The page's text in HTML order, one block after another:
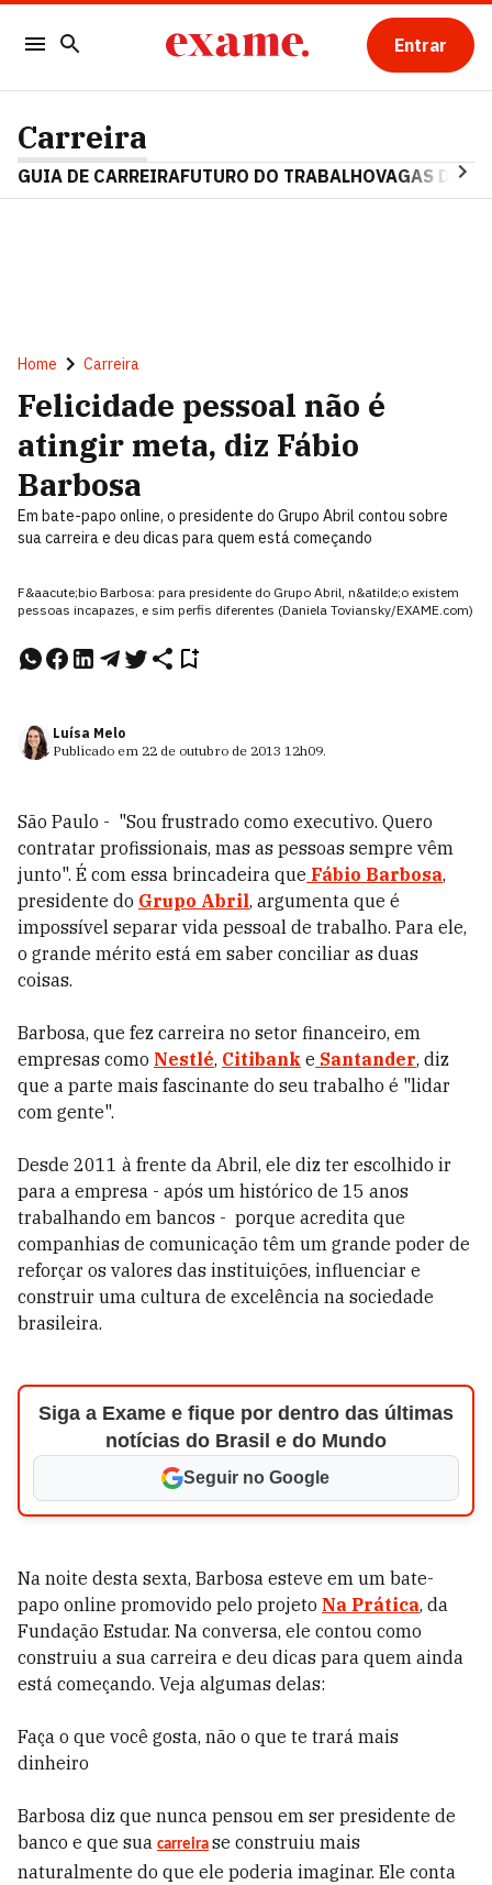
Entrar
Carreira
GUIA DE CARREIRAFUTURO DO TRABALHOVAGAS DE
Home Carreira
Felicidade pessoal não é
atingir meta, diz Fábio
Barbosa
Em bate-papo online, o presidente do Grupo Abril contou sobre
sua carreira e deu dicas para quem está começando
F&aacute;bio Barbosa: para presidente do Grupo Abril, n&atilde;o existem
pessoas incapazes, e sim perfis diferentes (Daniela Toviansky/EXAME.com)
Luísa Melo
Publicado em 22 de outubro de 2013 12h09.
São Paulo - "Sou frustrado como executivo. Quero
contratar profissionais, mas as pessoas sempre vêm
junto". É com essa brincadeira que Fábio Barbosa,
presidente do Grupo Abril, argumenta que é
impossível separar vida pessoal de trabalho. Para ele,
o grande mérito está em saber conciliar as duas
coisas.
Barbosa, que fez carreira no setor financeiro, em
empresas como Nestlé, Citibank e Santander, diz
que a parte mais fascinante do seu trabalho é "lidar
com gente".
Desde 2011 à frente da Abril, ele diz ter escolhido ir
para a empresa - após um histórico de 15 anos
trabalhando em bancos - porque acredita que
companhias de comunicação têm um grande poder de
reforçar os valores das instituições, influenciar e
construir uma cultura de excelência na sociedade
brasileira.
Siga a Exame e fique por dentro das últimas
notícias do Brasil e do Mundo
Seguir no Google
Na noite desta sexta, Barbosa esteve em um bate-
papo online promovido pelo projeto Na Prática, da
Fundação Estudar. Na conversa, ele contou como
construiu a sua carreira e deu dicas para quem ainda
está começando. Veja algumas delas:
Faça o que você gosta, não o que te trará mais
dinheiro
Barbosa diz que nunca pensou em ser presidente de
banco e que sua carreira se construiu mais
naturalmente do que ele poderia imaginar. Ele conta